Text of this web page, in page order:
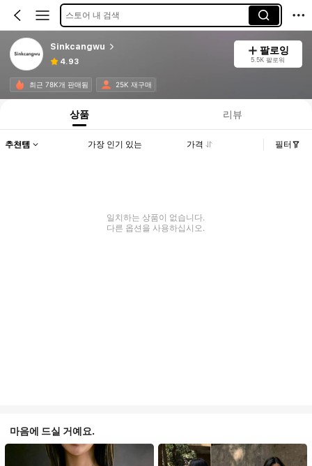
스토어 내 검색
Sinkcangwu
4.93
팔로잉
5.5K 팔로워
최근 78K개 판매됨 25K 재구매
상품 리뷰
추천템 가장 인기 있는 가격 필터
일치하는 상품이 없습니다.
다른 옵션을 사용하십시오.
마음에 드실 거예요.